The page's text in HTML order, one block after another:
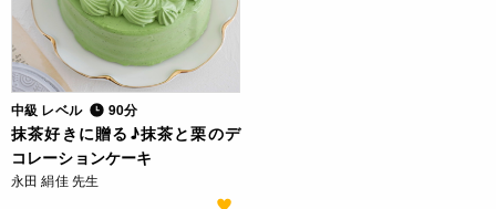
中級 レベル 90分
抹茶好きに贈る♪抹茶と栗のデ
コレーションケーキ
永田 絹佳 先生